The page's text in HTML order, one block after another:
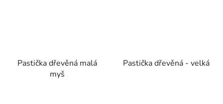
Pastička dřevěná malá
myš
Pastička dřevěná - velká